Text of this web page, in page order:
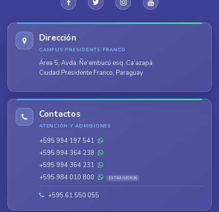
Dirección
CAMPUS PRESIDENTE FRANCO
Área 5, Avda. Ñe’embucú esq. Ca’azapá
Ciudad Presidente Franco, Paraguay
Contactos
ATENCIÓN Y ADMISIONES
+595 994 197 541
+595 994 364 238
+595 994 364 231
+595 984 010 800
EXTRANJEROS
+595 61 550 055